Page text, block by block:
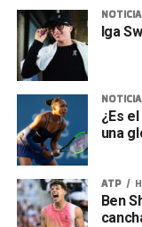
Iga
¿Es
una
ATP
Ben